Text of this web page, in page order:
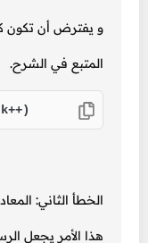
و يفترض أن تكون
المتبع في الشرح.
هذا الأمر يجعل